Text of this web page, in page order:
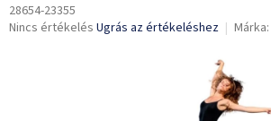
28654-23355
A
Nincs értékelés Ugrás az értékeléshez Márka: